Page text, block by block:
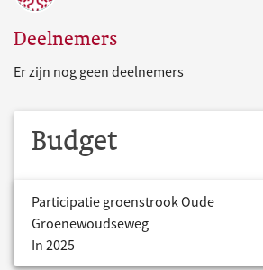
Deelnemers
Er zijn nog geen deelnemers
Budget
Participatie groenstrook Oude
Groenewoudseweg
In 2025